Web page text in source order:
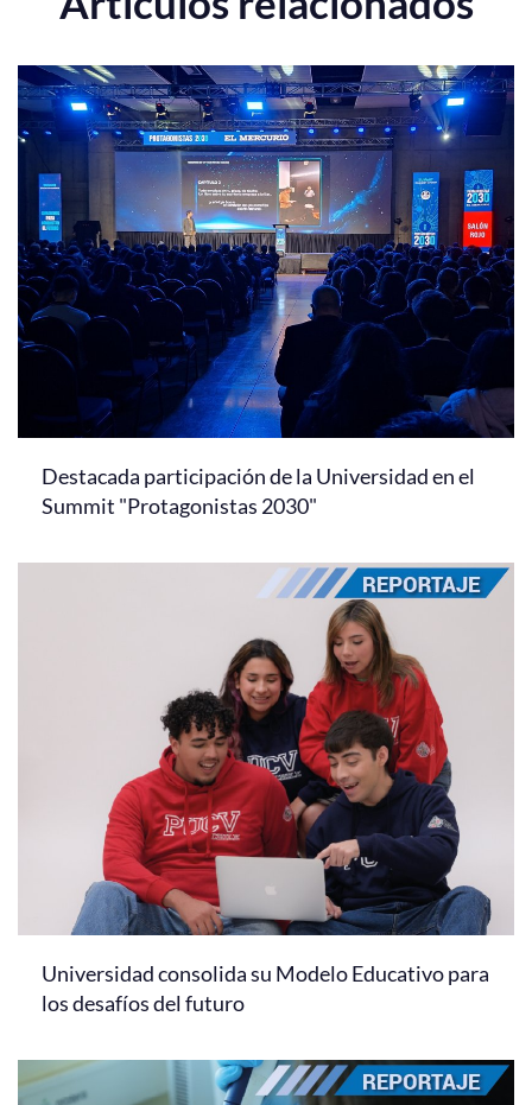
Destacada participación de la Universidad en el
Summit "Protagonistas 2030"
Universidad consolida su Modelo Educativo para
los desafíos del futuro